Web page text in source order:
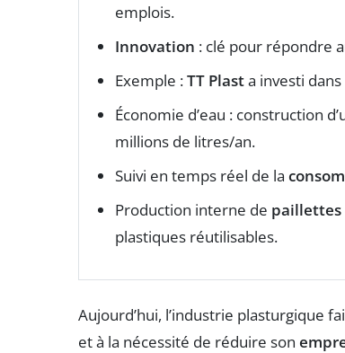
emplois.
Innovation : clé pour répondre
Exemple :TT Plasta investi
Économie d’eau : construction
millions de litres/an.
Suivi en temps réel de la
Production interne de paillettes
plastiques réutilisables.
Aujourd’hui, l’industrie plasturgique
et à la nécessité de réduire son